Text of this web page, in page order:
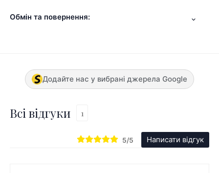
Обмін та повернення:
Додайте нас у вибрані джерела Google
Всі відгуки 1
5/5 Написати відгук